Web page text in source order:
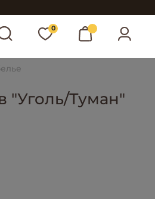
0
"Уголь/Туман"